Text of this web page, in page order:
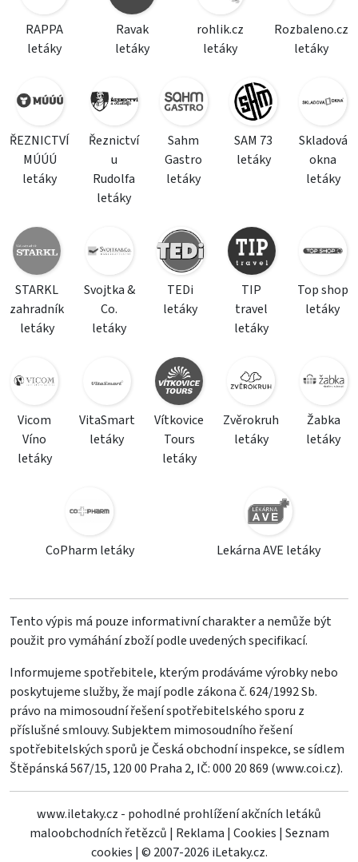
RAPPA
letáky
Ravak
letáky
rohlik.cz
letáky
Rozbaleno.cz
letáky
ŘEZNICTVÍ
MÚÚÚ
letáky
Řeznictví
u
Rudolfa
letáky
Sahm
Gastro
letáky
SAM 73
letáky
Skladová
okna
letáky
STARKL
zahradník
letáky
Svojtka &
Co.
letáky
TEDi
letáky
TIP
travel
letáky
Top shop
letáky
Vicom
Víno
letáky
VitaSmart
letáky
Vítkovice
Tours
letáky
Zvěrokruh
letáky
Žabka
letáky
CoPharm letáky Lekárna AVE letáky
Tento výpis má pouze informativní charakter a nemůže být
použit pro vymáhání zboží podle uvedených specifikací.
Informujeme spotřebitele, kterým prodáváme výrobky nebo
poskytujeme služby, že mají podle zákona č. 624/1992 Sb.
právo na mimosoudní řešení spotřebitelského sporu z
příslušné smlouvy. Subjektem mimosoudního řešení
spotřebitelských sporů je Česká obchodní inspekce, se sídlem
Štěpánská 567/15, 120 00 Praha 2, IČ: 000 20 869 (www.coi.cz).
www.iletaky.cz - pohodlné prohlížení akčních letáků
maloobchodních řetězců | Reklama | Cookies | Seznam
cookies | © 2007-2026 iLetaky.cz.